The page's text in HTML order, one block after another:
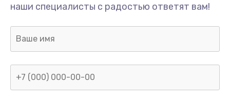
наши специалисты с радостью ответят вам!